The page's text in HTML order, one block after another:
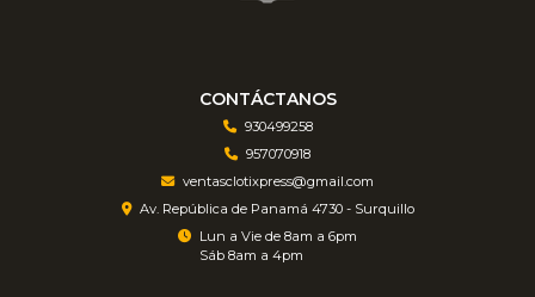
CONTÁCTANOS
930499258
957070918
ventasclotixpress@gmail.com
Av. República de Panamá 4730 - Surquillo
Lun a Vie de 8am a 6pm
Sáb 8am a 4pm